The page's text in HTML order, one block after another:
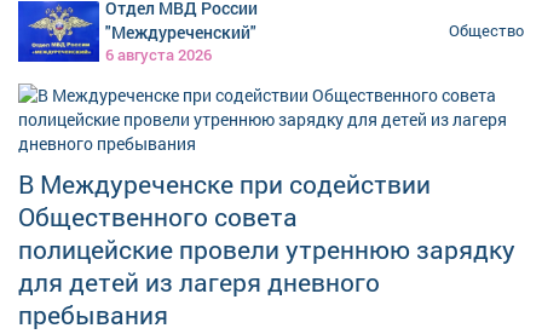
чемпионов мира и Европы, а в 2020 году была
признана лучшей спортивной школой России. В
млн человек. Во многом это результат системной
работы наших тренеров, преподавателей,
инструкторов и всех, кто каждый день помогает
людям выбирать активный и здоровый образ жизни.
Поздравляю всех работников отрасли с наступающим
Днем физкультурника! Спасибо за преданность
своему делу и за ваши победы!
Отдел МВД России
"Междуреченский"
6 августа 2026
Общество
В Междуреченске при содействии
Общественного совета
полицейские провели утреннюю зарядку
для детей из лагеря дневного
пребывания